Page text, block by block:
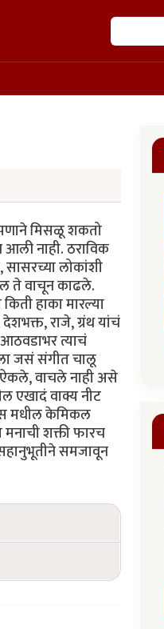
शोध
मिसळू शकतो
नाही. ठराविक
लोकांशी
ते वाचून काढले.
हाका मारल्या
राजे, ग्रंथ यांचं
त्याचं
जसं संगीत चालू
वाचले नाही असे
एखादं वाक्य नीट
मधील केमिकल
शक्ती फारच
समजावून